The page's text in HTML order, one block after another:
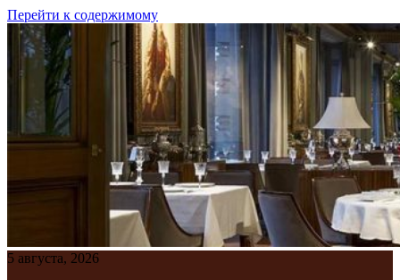
Перейти к содержимому
5 августа, 2026